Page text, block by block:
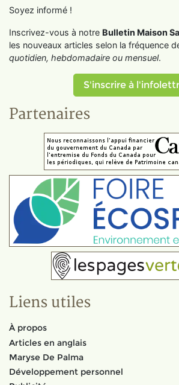
Soyez informé !
Inscrivez-vous à notre Bulletin Maison
les nouveaux articles selon la fréquence
quotidien, hebdomadaire ou mensuel.
S'inscrire à
Partenaires
Liens utiles
À propos
Articles en anglais
Maryse De Palma
Développement personnel